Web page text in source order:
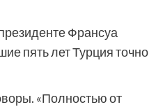
Франсуа
пять лет Турция точно
«Полностью от